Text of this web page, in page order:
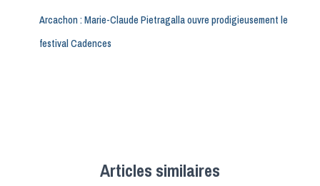
Arcachon : Marie-Claude Pietragalla ouvre prodigieusement le
festival Cadences
Articles similaires